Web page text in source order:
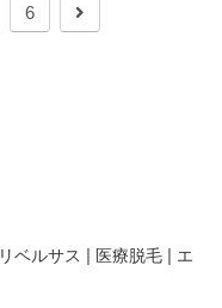
6
次
リベルサス | 医療脱毛 | エ